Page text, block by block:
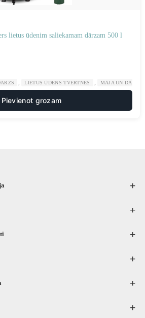
lietus ūdenim saliekamam dārzam 500 l
LIETUS ŪDENS TVERTNES MĀJA UN DĀRZS
Pievienot grozam
+
+
+
+
+
+